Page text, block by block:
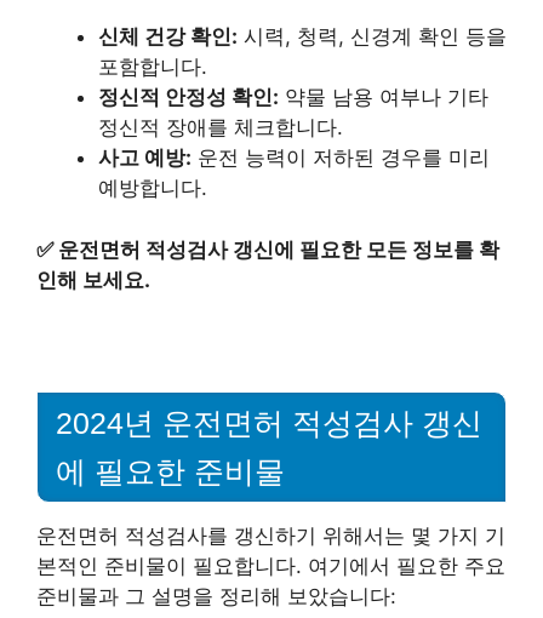
신체 건강 확인: 시력, 청력, 신경계 확인 등을
포함합니다.
정신적 안정성 확인: 약물 남용 여부나 기타
정신적 장애를 체크합니다.
사고 예방: 운전 능력이 저하된 경우를 미리
예방합니다.
✅ 운전면허 적성검사 갱신에 필요한 모든 정보를 확
인해 보세요.
2024년 운전면허 적성검사 갱신
에 필요한 준비물
운전면허 적성검사를 갱신하기 위해서는 몇 가지 기
본적인 준비물이 필요합니다. 여기에서 필요한 주요
준비물과 그 설명을 정리해 보았습니다: